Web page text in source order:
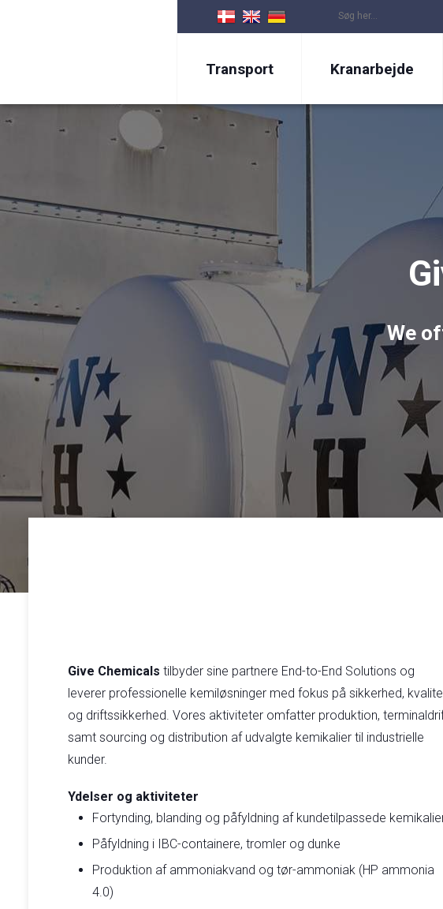
Transport Kranarbejde
We
​Give Chemicals tilbyder sine partnere End-to-End Solutions og
leverer professionelle kemiløsninger med fokus på sikkerhed,
og driftssikkerhed. Vores aktiviteter omfatter produktion,
samt sourcing og distribution af udvalgte kemikalier til industrielle
kunder.
Ydelser og aktiviteter
Fortynding, blanding og påfyldning af kundetilpassede
Påfyldning i IBC-containere, tromler og dunke
Produktion af ammoniakvand og tør-ammoniak (HP ammonia
4.0)